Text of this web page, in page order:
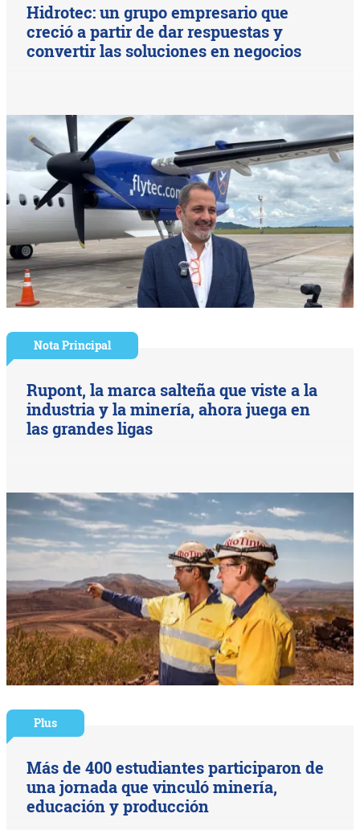
Hidrotec: un grupo empresario que
creció a partir de dar respuestas y
convertir las soluciones en negocios
Nota Principal
Rupont, la marca salteña que viste a la
industria y la minería, ahora juega en
las grandes ligas
Plus
Más de 400 estudiantes participaron de
una jornada que vinculó minería,
educación y producción